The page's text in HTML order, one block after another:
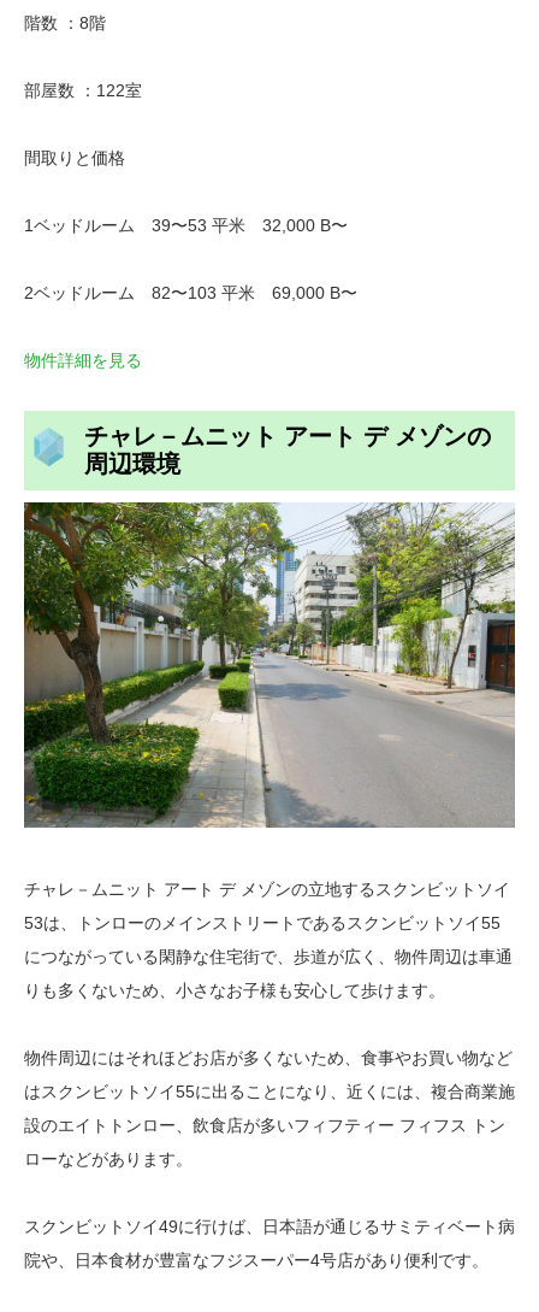
階数 ：8階
部屋数 ：122室
間取りと価格
1ベッドルーム 39〜53 平米 32,000 B〜
2ベッドルーム 82〜103 平米 69,000 B〜
物件詳細を見る
チャレ－ムニット アート デ メゾンの
周辺環境
チャレ－ムニット アート デ メゾンの立地するスクンビットソイ
53は、トンローのメインストリートであるスクンビットソイ55
につながっている閑静な住宅街で、歩道が広く、物件周辺は車通
りも多くないため、小さなお子様も安心して歩けます。
物件周辺にはそれほどお店が多くないため、食事やお買い物など
はスクンビットソイ55に出ることになり、近くには、複合商業施
設のエイトトンロー、飲食店が多いフィフティー フィフス トン
ローなどがあります。
スクンビットソイ49に行けば、日本語が通じるサミティベート病
院や、日本食材が豊富なフジスーパー4号店があり便利です。